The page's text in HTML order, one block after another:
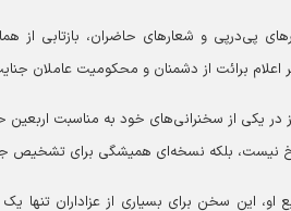
پی‌درپی و شعارهای حاضران، بازتابی از
اعلام برائت از دشمنان و محکومیت عاملان
در یکی از سخنرانی‌های خود به مناسبت اربعین
نیست، بلکه نسخه‌ای همیشگی برای تشخیص
او، این سخن برای بسیاری از عزاداران تنها